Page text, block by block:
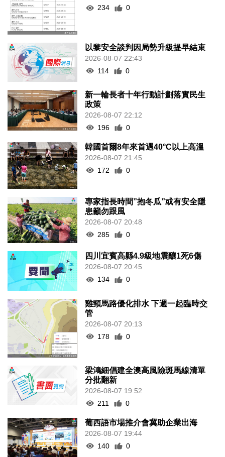
234
0
以黎安全談判因局勢升級提早結束
2026-08-07 22:43
114
0
新一輪長者十年行動計劃落實民生
政策
2026-08-07 22:12
196
0
韓國首爾8年來首遇40°C以上高溫
2026-08-07 21:45
172
0
專家指長時間”抱冬瓜”或有安全隱
患籲勿跟風
2026-08-07 20:48
285
0
四川宜賓高縣4.9級地震釀1死6傷
2026-08-07 20:45
134
0
雞頸馬路優化排水 下週一起臨時交
管
2026-08-07 20:13
178
0
梁鴻細倡建全澳高風險斑馬線清單
分批翻新
2026-08-07 19:52
211
0
葡西語市場推介會冀助企業出海
2026-08-07 19:44
140
0